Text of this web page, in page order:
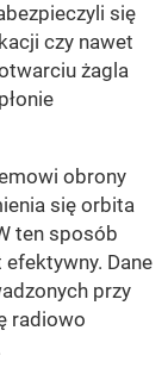
się
czy nawet
żagla
obrony
się orbita
ten sposób
Dane
przy
radiowo